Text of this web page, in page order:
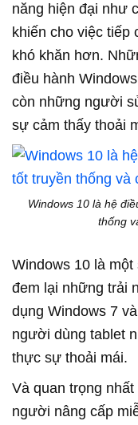
năng hiện đại như
khiến cho việc tiếp
khó khăn hơn.
điều hành
còn những người
sự cảm thấy thoải
Windows 10 là hệ
thống
Windows 10 là
đem lại những trải
dụng Windows 7
người dùng tablet
thực sự thoải mái.
Và quan trọng
người nâng cấp